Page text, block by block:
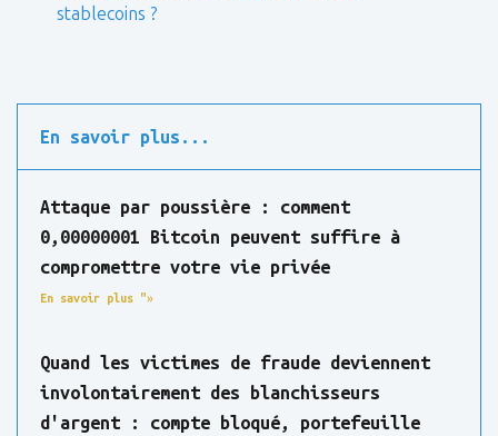
stablecoins ?
En savoir plus...
Attaque par poussière : comment
0,00000001 Bitcoin peuvent suffire à
compromettre votre vie privée
En savoir plus "»
Quand les victimes de fraude deviennent
involontairement des blanchisseurs
d'argent : compte bloqué, portefeuille